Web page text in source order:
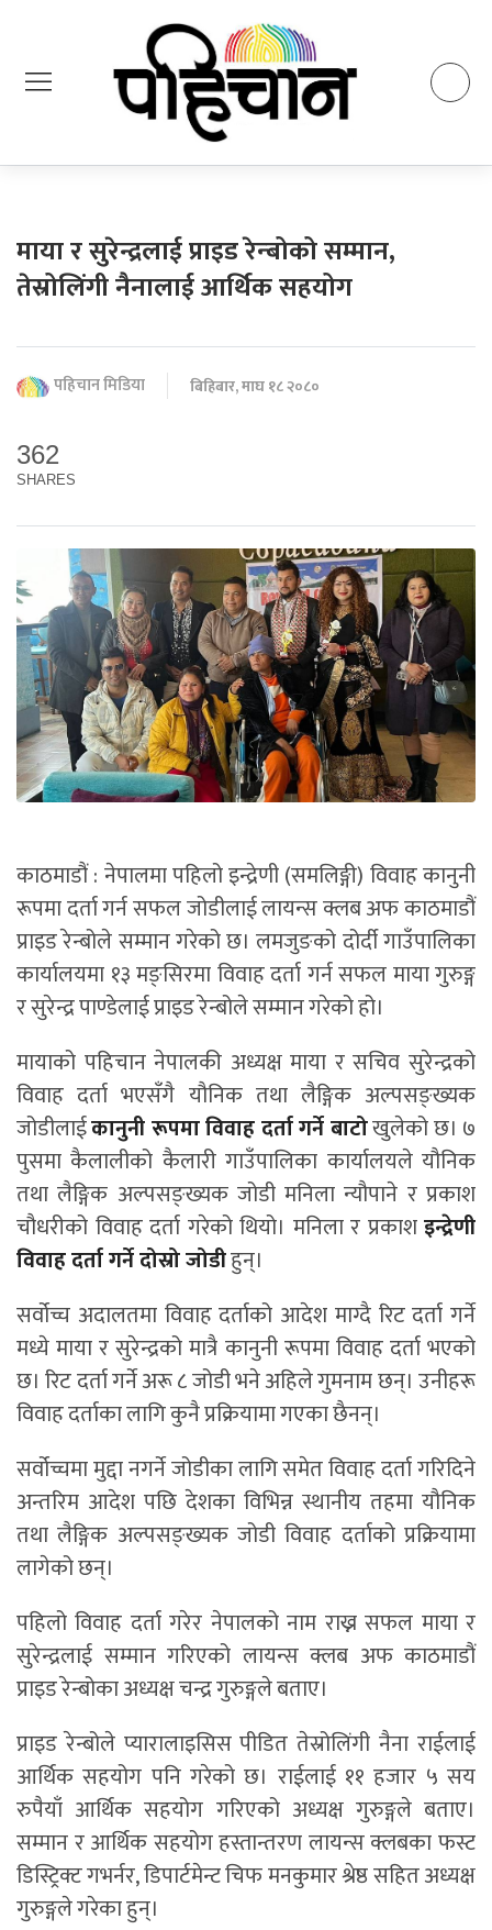
माया र सुरेन्द्रलाई प्राइड रेन्बोको सम्मान,
तेस्रोलिंगी नैनालाई आर्थिक सहयोग
पहिचान मिडिया बिहिबार, माघ १८ २०८०
362
SHARES
काठमाडौं : नेपालमा पहिलो इन्द्रेणी (समलिङ्गी) विवाह कानुनी
रूपमा दर्ता गर्न सफल जोडीलाई लायन्स क्लब अफ काठमाडौं
प्राइड रेन्बोले सम्मान गरेको छ। लमजुङको दोर्दी गाउँपालिका
कार्यालयमा १३ मङ्सिरमा विवाह दर्ता गर्न सफल माया गुरुङ्ग
र सुरेन्द्र पाण्डेलाई प्राइड रेन्बोले सम्मान गरेको हो।
मायाको पहिचान नेपालकी अध्यक्ष माया र सचिव सुरेन्द्रको
विवाह दर्ता भएसँगै यौनिक तथा लैङ्गिक अल्पसङ्ख्यक
जोडीलाईकानुनी रूपमा विवाह दर्ता गर्ने बाटोखुलेको छ। ७
पुसमा कैलालीको कैलारी गाउँपालिका कार्यालयले यौनिक
तथा लैङ्गिक अल्पसङ्ख्यक जोडी मनिला न्यौपाने र प्रकाश
चौधरीको विवाह दर्ता गरेको थियो। मनिला र प्रकाशइन्द्रेणी
विवाह दर्ता गर्ने दोस्रो जोडीहुन्।
सर्वोच्च अदालतमा विवाह दर्ताको आदेश माग्दै रिट दर्ता गर्ने
मध्ये माया र सुरेन्द्रको मात्रै कानुनी रूपमा विवाह दर्ता भएको
छ। रिट दर्ता गर्ने अरू ८ जोडी भने अहिले गुमनाम छन्। उनीहरू
विवाह दर्ताका लागि कुनै प्रक्रियामा गएका छैनन्।
सर्वोच्चमा मुद्दा नगर्ने जोडीका लागि समेत विवाह दर्ता गरिदिने
अन्तरिम आदेश पछि देशका विभिन्न स्थानीय तहमा यौनिक
तथा लैङ्गिक अल्पसङ्ख्यक जोडी विवाह दर्ताको प्रक्रियामा
लागेको छन्।
पहिलो विवाह दर्ता गरेर नेपालको नाम राख्न सफल माया र
सुरेन्द्रलाई सम्मान गरिएको लायन्स क्लब अफ काठमाडौं
प्राइड रेन्बोका अध्यक्ष चन्द्र गुरुङ्गले बताए।
प्राइड रेन्बोले प्यारालाइसिस पीडित तेस्रोलिंगी नैना राईलाई
आर्थिक सहयोग पनि गरेको छ। राईलाई ११ हजार ५ सय
रुपैयाँ आर्थिक सहयोग गरिएको अध्यक्ष गुरुङ्गले बताए।
सम्मान र आर्थिक सहयोग हस्तान्तरण लायन्स क्लबका फस्ट
डिस्ट्रिक्ट गभर्नर, डिपार्टमेन्ट चिफ मनकुमार श्रेष्ठ सहित अध्यक्ष
गुरुङ्गले गरेका हुन्।